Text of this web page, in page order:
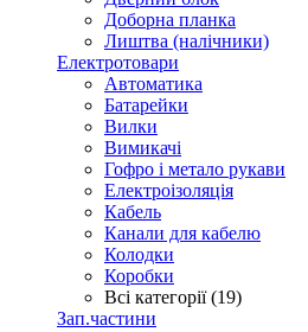
Доборна планка
Лиштва (налічники)
Електротовари
Автоматика
Батарейки
Вилки
Вимикачі
Гофро і метало рукави
Електроізоляція
Кабель
Канали для кабелю
Колодки
Коробки
Всі категорії (19)
Зап.частини